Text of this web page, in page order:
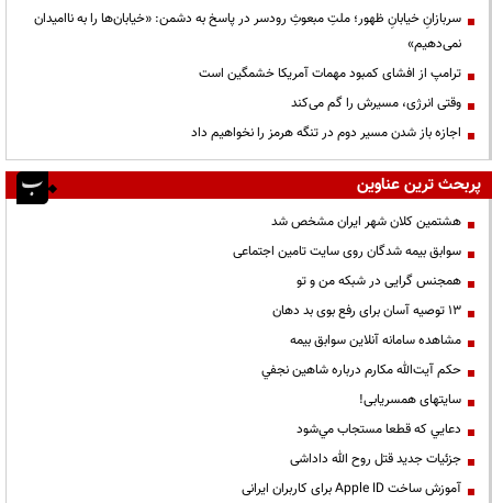
سربازانِ خیابانِ ظهور؛ ملتِ مبعوثِ رودسر در پاسخ به دشمن: «خیابان‌ها را به ناامیدان
نمی‌دهیم»
ترامپ از افشای کمبود مهمات آمریکا خشمگین است
وقتی انرژی، مسیرش را گم می‌کند
اجازه باز شدن مسیر دوم در تنگه هرمز را نخواهیم داد
پربحث ترین عناوین
هشتمین کلان شهر ایران مشخص شد
سوابق بیمه شدگان روی سایت تامین اجتماعی
همجنس گرایی در شبکه من و تو
13 توصیه آسان برای رفع بوی بد دهان
مشاهده سامانه آنلاين سوابق بیمه
حكم آيت‌الله مكارم درباره شاهين نجفي
سایتهای همسریابی!
دعايي كه قطعا مستجاب مي‌شود
جزئیات جدید قتل روح الله داداشی
آموزش ساخت Apple ID برای کاربران ایرانی